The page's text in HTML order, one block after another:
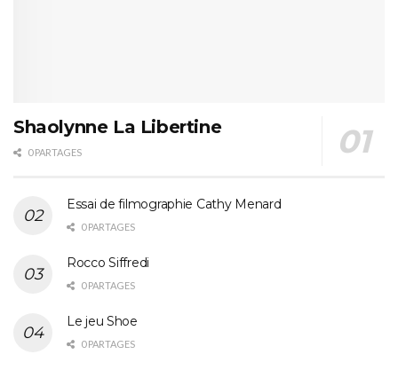
Shaolynne La Libertine
0 PARTAGES
Essai de filmographie Cathy Menard
0 PARTAGES
Rocco Siffredi
0 PARTAGES
Le jeu Shoe
0 PARTAGES